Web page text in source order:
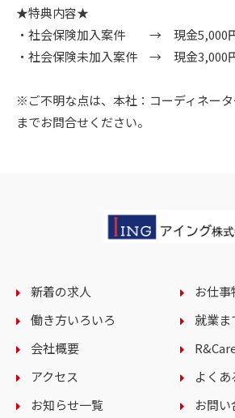
★特典内容★
・社会保険加入案件 → 現金5,000
・社会保険未加入案件 → 現金3,000
※ご不明な点は、本社：コーディネータ
までお問合せください。
新着の求人
お仕事
働き方いろいろ
就業ま
会社概要
アクセス
よくあ
お知らせ一覧
お問い